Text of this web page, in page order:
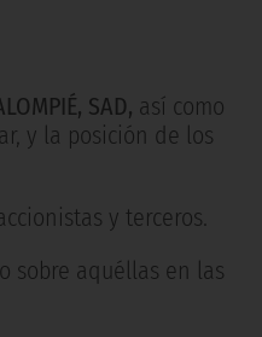
SAD, así como
y la posición de los
y terceros.
sobre aquéllas en las